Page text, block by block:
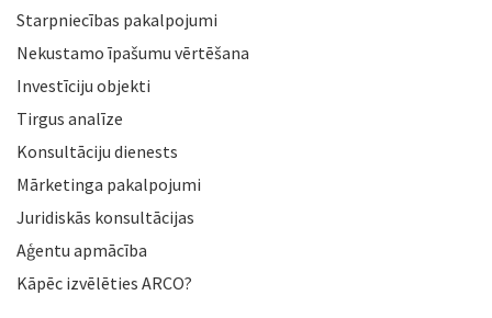
Starpniecības pakalpojumi
Nekustamo īpašumu vērtēšana
Investīciju objekti
Tirgus analīze
Konsultāciju dienests
Mārketinga pakalpojumi
Juridiskās konsultācijas
Aģentu apmācība
Kāpēc izvēlēties ARCO?